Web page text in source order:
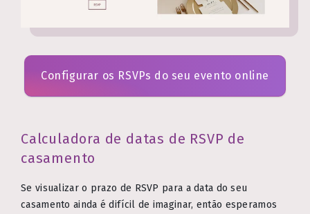
Configurar os RSVPs do seu evento online
Calculadora de datas de RSVP de
casamento
Se visualizar o prazo de RSVP para a data do seu
casamento ainda é difícil de imaginar, então esperamos